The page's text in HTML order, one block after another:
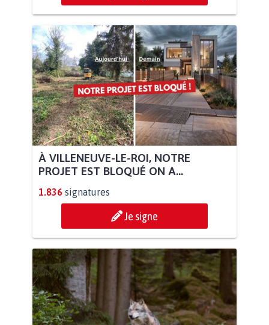
À VILLENEUVE-LE-ROI, NOTRE
PROJET EST BLOQUÉ ON A...
1.836 signatures
Je signe